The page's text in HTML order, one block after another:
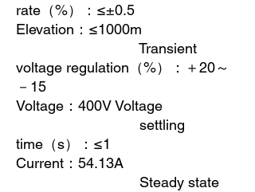
rate （%）： ≤±0.5
Elevation ： ≤1000m
Transient
voltage regulation （%）：＋20～
－ 15
Voltage ： 400V Voltage
settling
time （s）： ≤1
Current ： 54.13A
Steady state